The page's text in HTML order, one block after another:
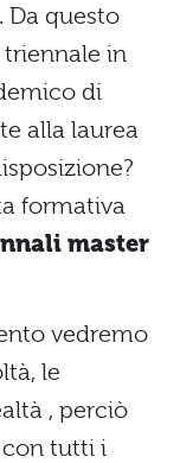
Da questo
in
di
alla laurea
formativa
master
vedremo
le
, perciò
con tutti i